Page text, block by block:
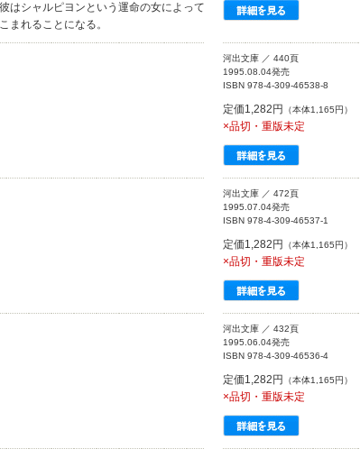
はシャルピヨンという運命の女によって
まれることになる。
河出文庫 ／ 440頁
1995.08.04発売
ISBN 978-4-309-46538-8
定価1,282円 （本体1,165円）
×品切・重版未定
河出文庫 ／ 472頁
1995.07.04発売
ISBN 978-4-309-46537-1
定価1,282円 （本体1,165円）
×品切・重版未定
河出文庫 ／ 432頁
1995.06.04発売
ISBN 978-4-309-46536-4
定価1,282円 （本体1,165円）
×品切・重版未定